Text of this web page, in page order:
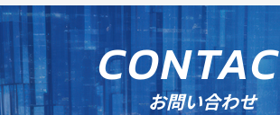
CONTAC
お問い合わせ